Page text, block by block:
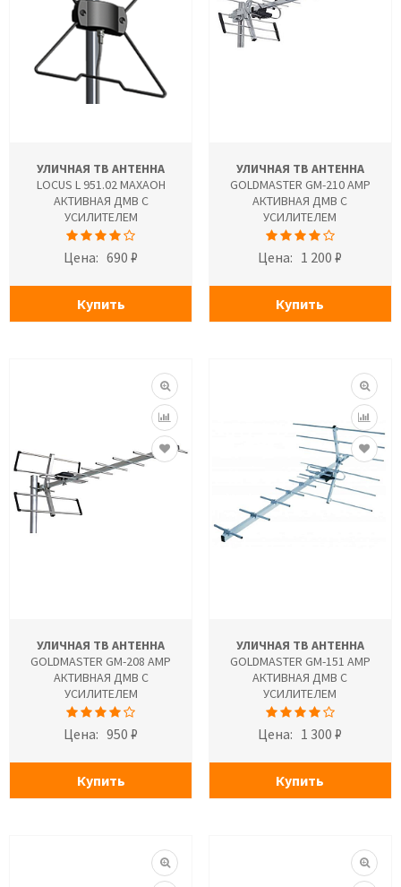
УЛИЧНАЯ ТВ АНТЕННА
LOCUS L 951.02 МАХАОН
АКТИВНАЯ ДМВ С
УСИЛИТЕЛЕМ
Цена: 690 ₽
Купить
УЛИЧНАЯ ТВ АНТЕННА
GOLDMASTER GM-210 AMP
АКТИВНАЯ ДМВ С
УСИЛИТЕЛЕМ
Цена: 1 200 ₽
Купить
УЛИЧНАЯ ТВ АНТЕННА
GOLDMASTER GM-208 AMP
АКТИВНАЯ ДМВ С
УСИЛИТЕЛЕМ
Цена: 950 ₽
Купить
УЛИЧНАЯ ТВ АНТЕННА
GOLDMASTER GM-151 AMP
АКТИВНАЯ ДМВ С
УСИЛИТЕЛЕМ
Цена: 1 300 ₽
Купить